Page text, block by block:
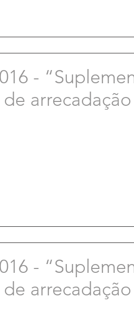
por
-